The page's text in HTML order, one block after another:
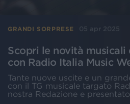
GRANDI SORPRESE 05 apr 2025
Scopri le novità musicali
con Radio Italia Music
Tante nuove uscite e un
con il TG musicale targato
nostra Redazione e